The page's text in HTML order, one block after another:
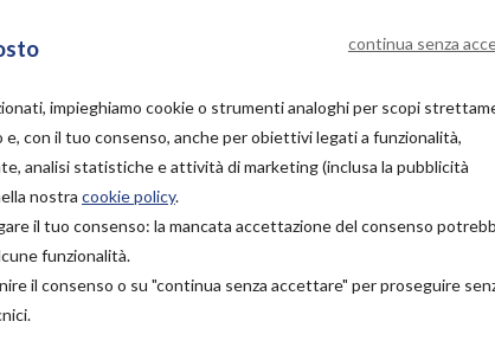
E NOLEGGIA IN
DISPONIBILE
ONLINE
Organizza prova in
continua senza
impieghiamo cookie o strumenti analoghi per scopi
con il tuo consenso, anche per obiettivi legati a funzionalità,
analisi statistiche e attività di marketing (inclusa la pubblicità
nostra cookie policy.
il tuo consenso: la mancata accettazione del consenso
funzionalità.
il consenso o su "continua senza accettare" per proseguire